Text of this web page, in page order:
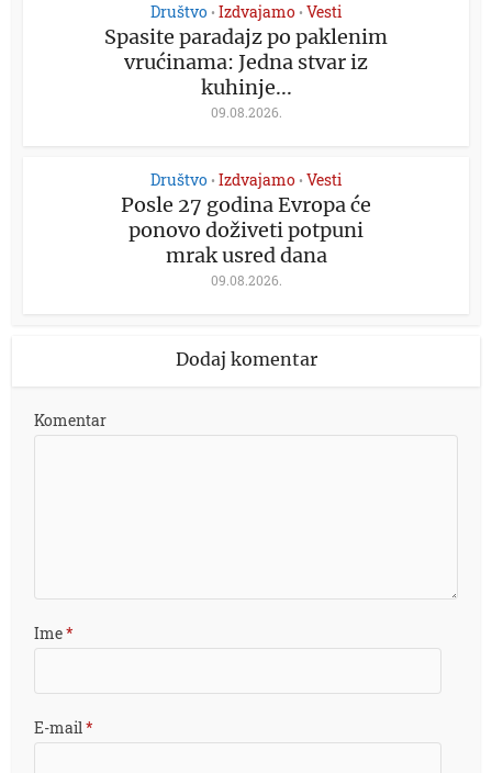
Društvo • Izdvajamo • Vesti
Spasite paradajz po paklenim
vrućinama: Jedna stvar iz
kuhinje...
09.08.2026.
Društvo • Izdvajamo • Vesti
Posle 27 godina Evropa će
ponovo doživeti potpuni
mrak usred dana
09.08.2026.
Dodaj komentar
Komentar
Ime*
E-mail*